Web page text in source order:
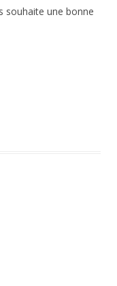
souhaite une bonne